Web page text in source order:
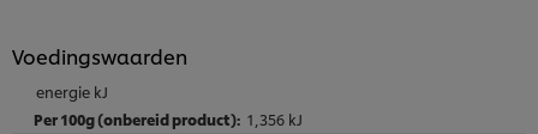
Voedingswaarden
energie kJ
1,356 kJ